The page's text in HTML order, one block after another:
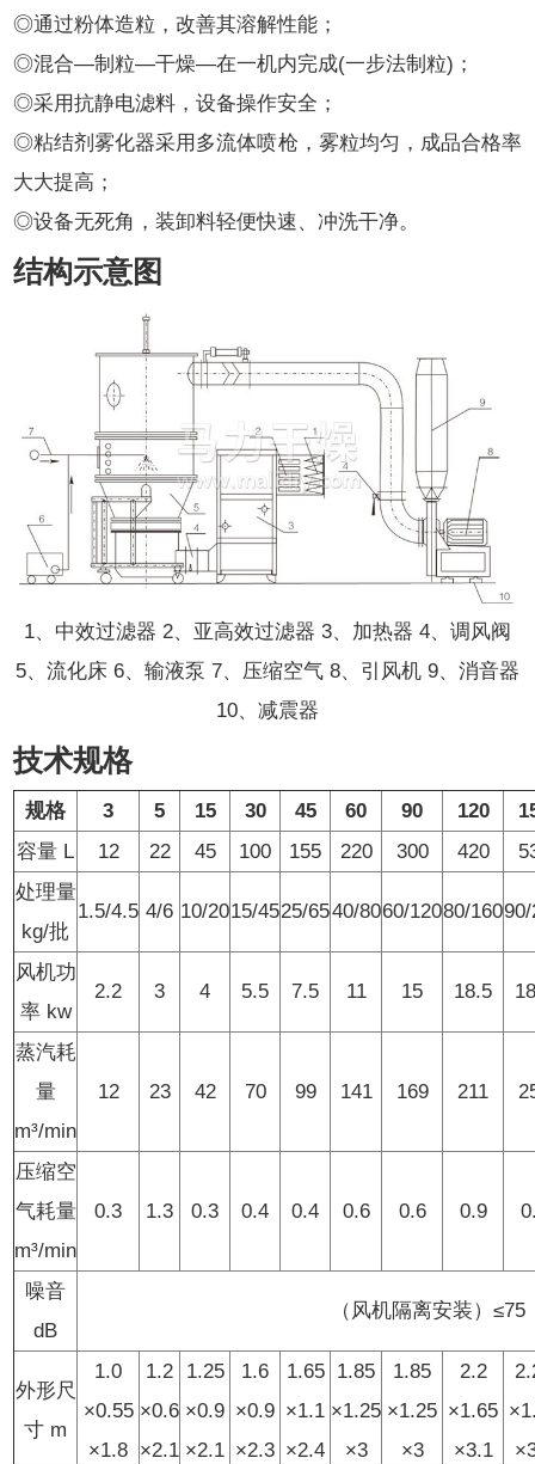
◎通过粉体造粒，改善其溶解性能；
◎混合—制粒—干燥—在一机内完成(一步法制粒)；
◎采用抗静电滤料，设备操作安全；
◎粘结剂雾化器采用多流体喷枪，雾粒均匀，成品合格率
大大提高；
◎设备无死角，装卸料轻便快速、冲洗干净。
结构示意图
1、中效过滤器 2、亚高效过滤器 3、加热器 4、调风阀
5、流化床 6、输液泵 7、压缩空气 8、引风机 9、消音器
10、减震器
技术规格
规格 3 5 15 30 45 60 90 120
容量 L
12 22 45 100 155 220 300 420
处理量
kg/批
1.5/4.5 4/6 10/2015/4525/6540/8060/12080/160
风机功
率 kw
2.2 3 4 5.5 7.5 11 15 18.5
蒸汽耗
量
m³/min
12 23 42 70 99 141 169 211
压缩空
气耗量
m³/min
0.3 1.3 0.3 0.4 0.4 0.6 0.6 0.9
噪音
dB
（风机隔离安装）≤75
外形尺
寸 m
1.0
×0.55
×1.8
1.2
×0.6
×2.1
1.25
×0.9
×2.1
1.6
×0.9
×2.3
1.65
×1.1
×2.4
1.85
×1.25
×3
1.85
×1.25
×3
2.2
×1.65
×3.1